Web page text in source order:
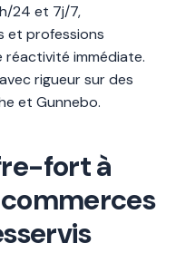
24 et 7j/7,
et professions
réactivité immédiate.
rigueur sur des
et Gunnebo.
fort à